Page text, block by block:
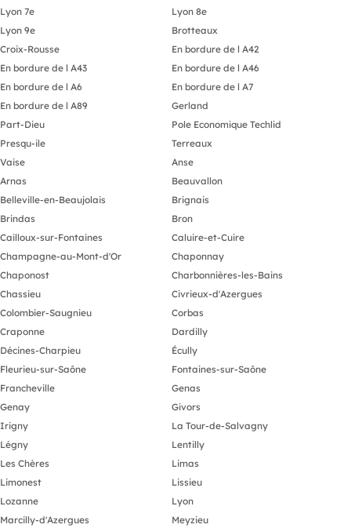
Lyon 7e
Lyon 8e
Lyon 9e
Brotteaux
Croix-Rousse
En bordure de l A42
En bordure de l A43
En bordure de l A46
En bordure de l A6
En bordure de l A7
En bordure de l A89
Gerland
Part-Dieu
Pole Economique Techlid
Presqu-ile
Terreaux
Vaise
Anse
Arnas
Beauvallon
Belleville-en-Beaujolais
Brignais
Brindas
Bron
Cailloux-sur-Fontaines
Caluire-et-Cuire
Champagne-au-Mont-d'Or
Chaponnay
Chaponost
Charbonnières-les-Bains
Chassieu
Civrieux-d'Azergues
Colombier-Saugnieu
Corbas
Craponne
Dardilly
Décines-Charpieu
Écully
Fleurieu-sur-Saône
Fontaines-sur-Saône
Francheville
Genas
Genay
Givors
Irigny
La Tour-de-Salvagny
Légny
Lentilly
Les Chères
Limas
Limonest
Lissieu
Lozanne
Lyon
Marcilly-d'Azergues
Meyzieu